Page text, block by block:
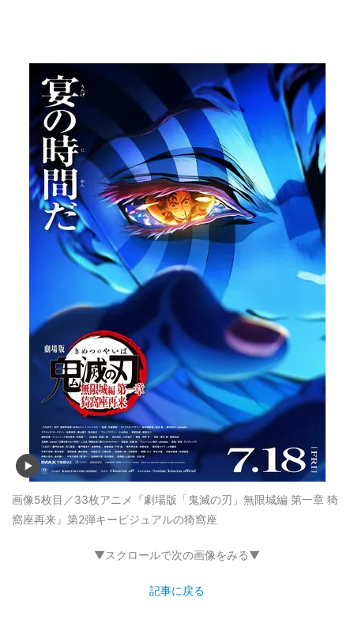
画像5枚目／33枚アニメ『劇場版「鬼滅の刃」無限城編 第一章 猗
窩座再来』第2弾キービジュアルの猗窩座
▼スクロールで次の画像をみる▼
記事に戻る